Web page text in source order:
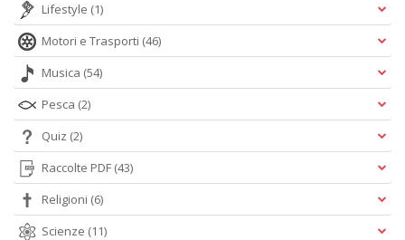
Lifestyle (1)
Motori e Trasporti (46)
Musica (54)
Pesca (2)
Quiz (2)
Raccolte PDF (43)
Religioni (6)
Scienze (11)